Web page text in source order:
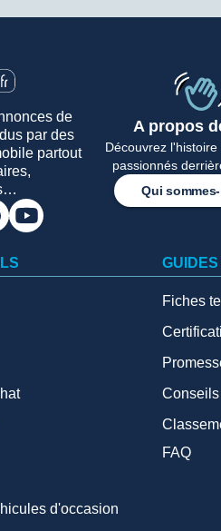
de
par des
partout
A propos
Découvrez
passionnés
Qui
d'occasion
Fiches
FAQ